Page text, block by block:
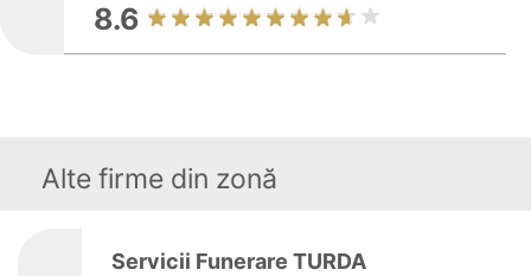
8.6
Alte firme din zonă
Servicii Funerare TURDA